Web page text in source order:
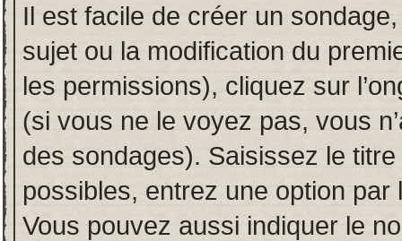
Il est facile de créer un
sujet ou la modification du
les permissions), cliquez sur
(si vous ne le voyez pas, vous
des sondages). Saisissez le
possibles, entrez une option
Vous pouvez aussi indiquer le